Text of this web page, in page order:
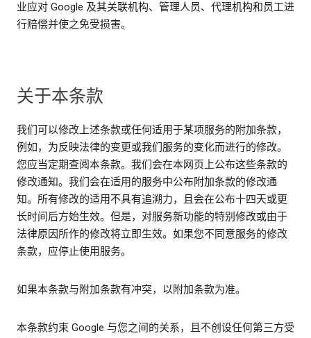
业应对 Google 及其关联机构、管理人员、代理机构和员工进
行赔偿并使之免受损害。
关于本条款
我们可以修改上述条款或任何适用于某项服务的附加条款，
例如，为反映法律的变更或我们服务的变化而进行的修改。
您应当定期查阅本条款。我们会在本网页上公布这些条款的
修改通知。我们会在适用的服务中公布附加条款的修改通
知。所有修改的适用不具有追溯力，且会在公布十四天或更
长时间后方始生效。但是，对服务新功能的特别修改或由于
法律原因所作的修改将立即生效。如果您不同意服务的修改
条款，应停止使用服务。
如果本条款与附加条款有冲突，以附加条款为准。
本条款约束 Google 与您之间的关系，且不创设任何第三方受